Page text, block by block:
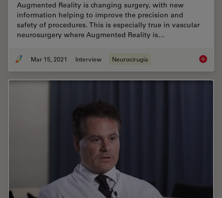
Augmented Reality is changing surgery, with new
information helping to improve the precision and
safety of procedures. This is especially true in vascular
neurosurgery where Augmented Reality is…
Mar 15, 2021 Interview Neurocirugía How